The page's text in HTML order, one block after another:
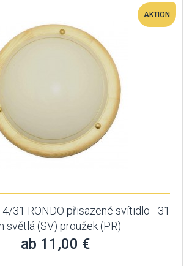
AKTION
31 RONDO přisazené svítidlo - 31
světlá (SV) proužek (PR)
ab 11,00 €